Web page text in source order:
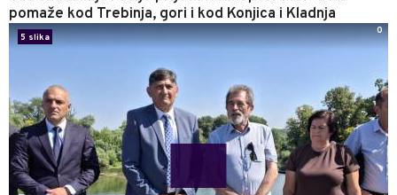
pomaže kod Trebinja, gori i kod Konjica i Kladnja
5 slika
0